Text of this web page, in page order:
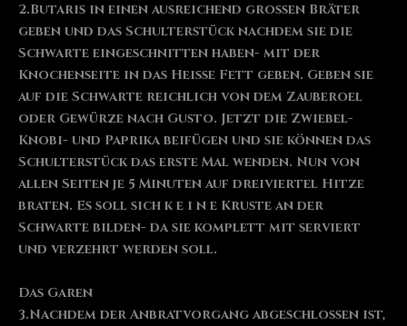
2.Butaris in einen ausreichend grossen Bräter
geben und das Schulterstück nachdem sie die
Schwarte eingeschnitten haben- mit der
Knochenseite in das Heisse Fett geben. Geben sie
auf die Schwarte reichlich von dem Zauberoel
oder Gewürze nach Gusto. Jetzt die Zwiebel-
Knobi- und Paprika beifügen und sie können das
Schulterstück das erste Mal wenden. Nun von
allen Seiten je 5 Minuten auf dreiviertel Hitze
braten. Es soll sich k e i n e Kruste an der
Schwarte bilden- da sie komplett mit serviert
und verzehrt werden soll.
Das Garen
3.Nachdem der Anbratvorgang abgeschlossen ist,